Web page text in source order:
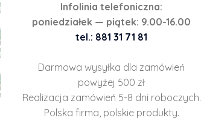
Infolinia telefoniczna:
poniedziałek — piątek: 9.00-16.00
tel.: 881 31 71 81
Darmowa wysyłka dla zamówień
powyżej 500 zł
Realizacja zamówień 5-8 dni roboczych.
Polska firma, polskie produkty.